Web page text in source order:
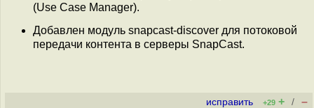
(Use Case Manager).
Добавлен модуль snapcast-discover для потоковой
передачи контента в серверы SnapCast.
исправить +29 + / –